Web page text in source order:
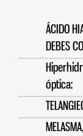
ÁCIDO
DEBES
óptica: